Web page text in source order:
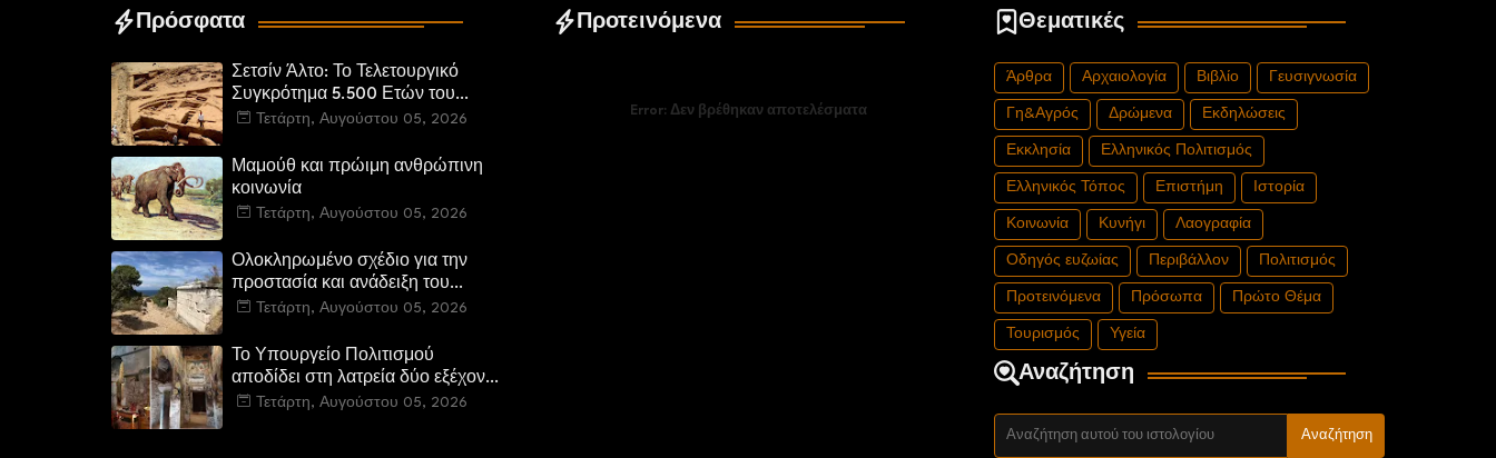
Πρόσφατα
Σετσίν Άλτο: Το Τελετουργικό
Συγκρότημα 5.500 Ετών του
ΠερούΤετάρτη, Αυγούστου 05, 2026
Μαμούθ και πρώιμη ανθρώπινη
κοινωνία
Τετάρτη, Αυγούστου 05, 2026
Ολοκληρωμένο σχέδιο για την
προστασία και ανάδειξη του
Ραμνούντος
Τετάρτη, Αυγούστου 05, 2026
Το Υπουργείο Πολιτισμού
αποδίδει στη λατρεία δύο εξέχοντα
βυζαντινά μνημεία στην Καστοριά
Τετάρτη, Αυγούστου 05, 2026
Προτεινόμενα
Error: Δεν βρέθηκαν αποτελέσματα
Θεματικές
Άρθρα Αρχαιολογία Βιβλίο Γευσιγνωσία
Γη&Αγρός Δρώμενα Εκδηλώσεις
Εκκλησία Ελληνικός Πολιτισμός
Ελληνικός Τόπος Επιστήμη Ιστορία
Κοινωνία Κυνήγι Λαογραφία
Οδηγός ευζωίας Περιβάλλον Πολιτισμός
Προτεινόμενα Πρόσωπα Πρώτο Θέμα
Τουρισμός Υγεία
Αναζήτηση